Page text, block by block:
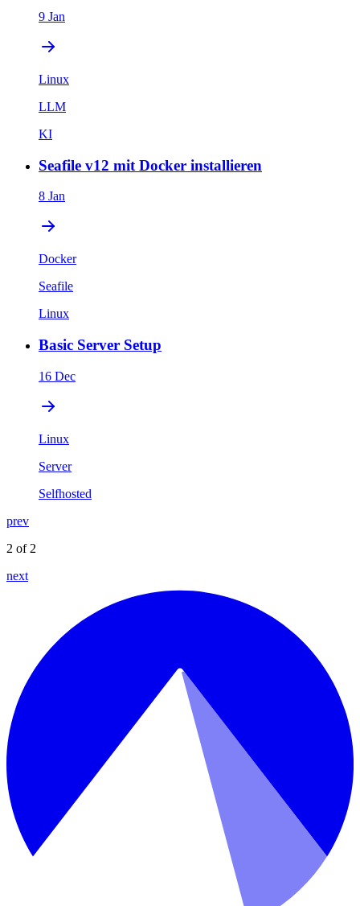
9 Jan
Linux
LLM
KI
Seafile v12 mit Docker installieren
8 Jan
Docker
Seafile
Linux
Basic Server Setup
16 Dec
Linux
Server
Selfhosted
prev
2 of 2
next